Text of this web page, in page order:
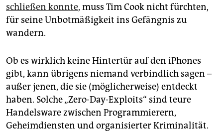
schließen konnte, muss Tim Cook nicht fürchten,
für seine Unbotmäßigkeit ins Gefängnis zu
wandern.
Ob es wirklich keine Hintertür auf den iPhones
gibt, kann übrigens niemand verbindlich sagen –
außer jenen, die sie (möglicherweise) entdeckt
haben. Solche „Zero-Day-Exploits“ sind teure
Handelsware zwischen Programmierern,
Geheimdiensten und organisierter Kriminalität.